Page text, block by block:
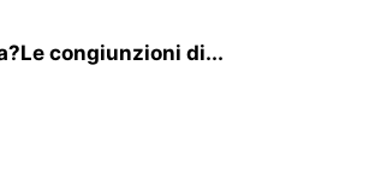
congiunzioni di...